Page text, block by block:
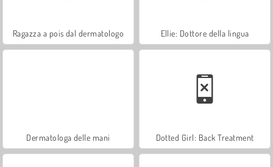
Ragazza a pois dal dermatologo Ellie: Dottore della lingua
Dermatologa delle mani Dotted Girl: Back Treatment